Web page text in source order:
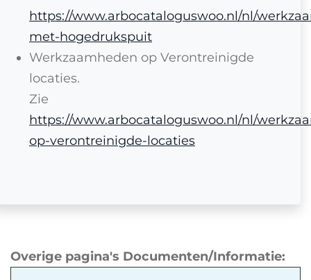
https://www.arbocataloguswoo.nl/nl/
met-hogedrukspuit
Werkzaamheden op Verontreinigde
locaties.
Zie
https://www.arbocataloguswoo.nl/nl/
op-verontreinigde-locaties
Overige pagina's Documenten/Informatie: